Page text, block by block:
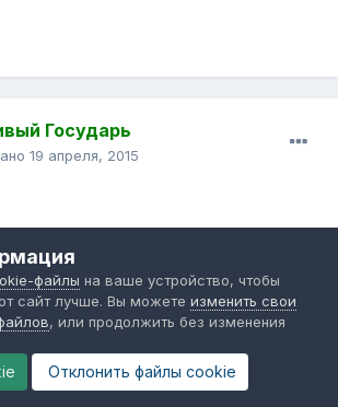
Государь
19 апреля, 2015
других служб?
работу - не поверите. )
файлы на ваше устройство, чтобы
сайт лучше. Вы можете изменить свои
, или продолжить без изменения
Отклонить файлы сookie